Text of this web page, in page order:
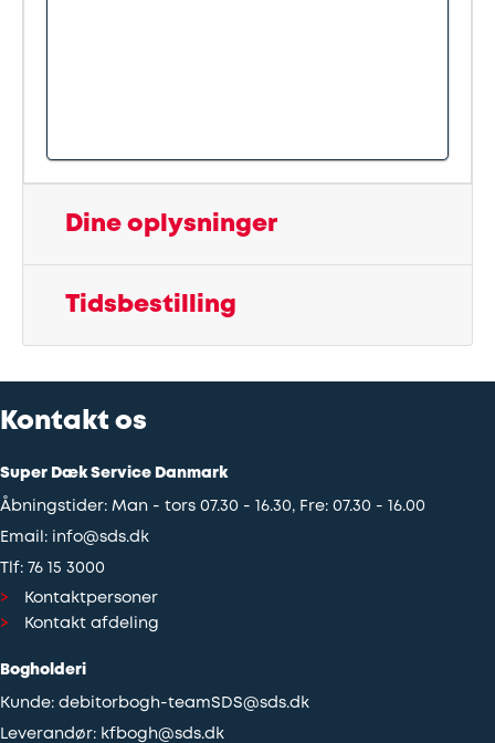
Serviceaftale
Udstødning
Mobilitet
Fdm
kvalitetskontrol
Finansiering
Se
alle
services
Dine oplysninger
Tidsbestilling
Kontakt os
Super Dæk Service Danmark
Åbningstider: Man - tors 07.30 - 16.30, Fre: 07.30 - 16.00
Email: info@sds.dk
Tlf: 76 15 3000
Kontaktpersoner
Kontakt afdeling
Bogholderi
Kunde: debitorbogh-teamSDS@sds.dk
Leverandør: kfbogh@sds.dk